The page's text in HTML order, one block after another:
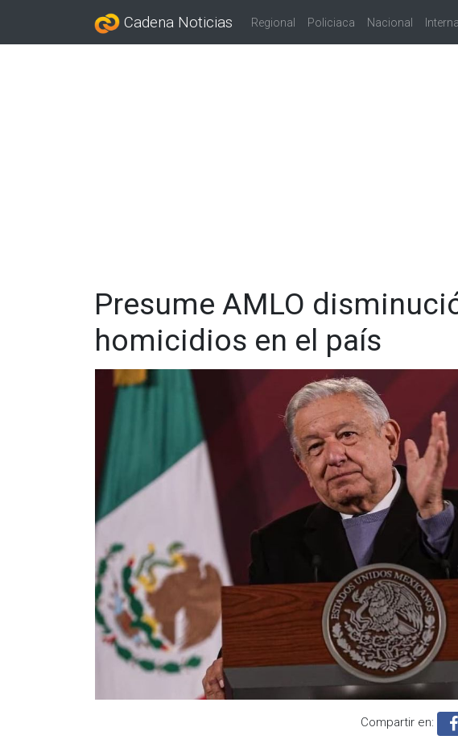
Cadena Noticias Regional Policiaca Nacional
Presume AMLO
homicidios en el país
Compartir en: